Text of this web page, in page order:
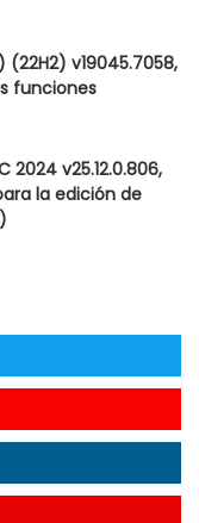
(22H2) v19045.7058,
funciones
2024 v25.12.0.806,
la edición de